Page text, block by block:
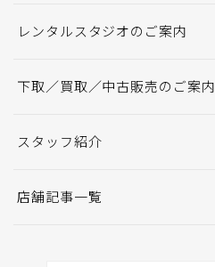
レンタルスタジオのご案内
下取／買取／中古販売のご案内
スタッフ紹介
店舗記事一覧